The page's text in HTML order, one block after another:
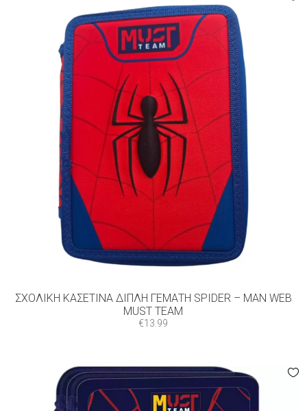
ΣΧΟΛΙΚΉ ΚΑΣΕΤΊΝΑ ΔΙΠΛΉ ΓΕΜΆΤΗ SPIDER – MAN WEB
MUST TEAM
€13.99